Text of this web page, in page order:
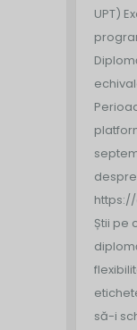
UPT)
Știi pe
să-i